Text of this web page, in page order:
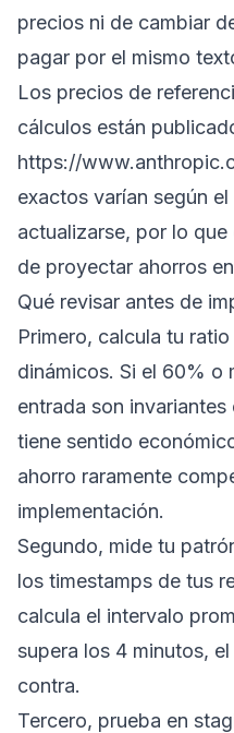
precios ni de cambiar
pagar por el mismo
Los precios de
cálculos están
https://
exactos varían según
actualizarse, por lo
de proyectar ahorros
Qué revisar antes de
Primero, calcula tu
dinámicos. Si el 60% o
entrada son
tiene sentido
ahorro raramente
implementación.
Segundo, mide tu
los timestamps de tus
calcula el intervalo
supera los 4 minutos,
contra.
Tercero, prueba en